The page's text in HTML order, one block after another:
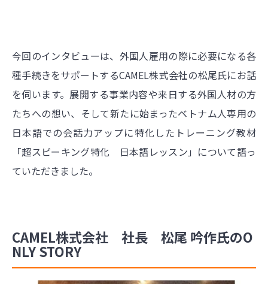
今回のインタビューは、外国人雇用の際に必要になる各
種手続きをサポートするCAMEL株式会社の松尾氏にお話
を伺います。展開する事業内容や来日する外国人材の方
たちへの想い、そして新たに始まったベトナム人専用の
日本語での会話力アップに特化したトレーニング教材
「超スピーキング特化 日本語レッスン」について語っ
ていただきました。
CAMEL株式会社 社長 松尾 吟作氏のO
NLY STORY